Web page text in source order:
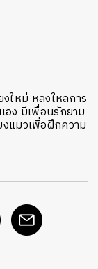
ใหม่ หลงใหลการ
อง มีเพื่อนรักยาม
แมวเพื่อฝึกความ